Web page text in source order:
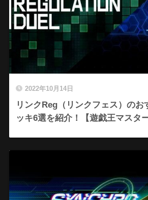
2022年10月14日
リンクReg（リンクフェス）のお
ッキ6選を紹介！【遊戯王マスタ